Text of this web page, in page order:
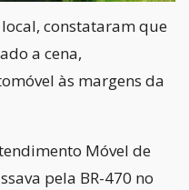
constataram que
a cena,
às margens da
Móvel de
pela BR-470 no